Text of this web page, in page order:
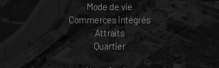
Mode de vie
Commerces intégrés
Attraits
Quartier